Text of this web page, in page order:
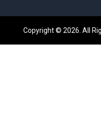
Copyright © 2026. All